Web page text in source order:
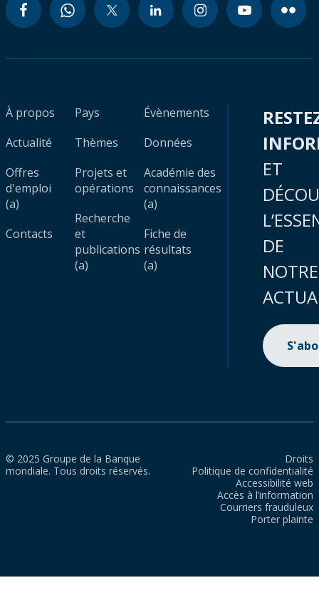
À propos
Actualité
Offres
d'emploi
(a)
Contacts
Pays
Thèmes
Projets et
opérations
Recherche
et
publications
(a)
Évènements
Données
Académie des
connaissances
(a)
Fiche de
résultats
(a)
ET
DE
NOTRE
© 2025 Groupe de la Banque
mondiale. Tous droits réservés.
Droits
Politique de confidentialité
Accessibilité web
Accès à l’information
Courriers frauduleux
Porter plainte